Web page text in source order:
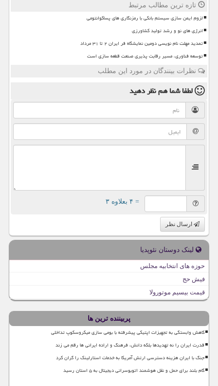
تازه ترین مطالب مرتبط
لزوم ایمن سازی سیستم بانکی با رمزنگاری های پساکوانتومی
انرژی های نو و رشد تولید کشاورزی
تمدید مهلت نام نویسی دومین نمایشگاه فر ایران ۲ تا ۳۱ مرداد
توسعه فناوری، مسیر رقابت پذیری صنعت قطعه سازی است
نظرات بینندگان در مورد این مطلب
لطفا شما همنظر دهید
= ۴ بعلاوه ۳
ارسال نظر
لینک دوستان نئوپدیا
حوزه های انتخابیه مجلس
فیش حج
قیمت بیسیم موتورولا
پربیننده ترین ها
کاهش وابستگی به تجهیزات اپتیکی پیشرفته با بومی سازی میکروسکوپ تداخلی
قدرت ایران را نه تهدیدها بلکه دانش، فرهنگ و اراده ایرانی ها رقم می زند
جنگ با ایران هزینه دسترسی ارتش آمریکا به خدمات استارلینک را گران کرد
گام بلند برای حمل و نقل هوشمند اتوبوسرانی دیجیتال به ۵ استان رسید